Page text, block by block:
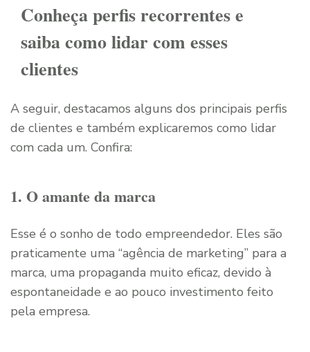
Conheça perfis recorrentes e
saiba como lidar com esses
clientes
A seguir, destacamos alguns dos principais perfis
de clientes e também explicaremos como lidar
com cada um. Confira:
1. O amante da marca
Esse é o sonho de todo empreendedor. Eles são
praticamente uma “agência de marketing” para a
marca, uma propaganda muito eficaz, devido à
espontaneidade e ao pouco investimento feito
pela empresa.